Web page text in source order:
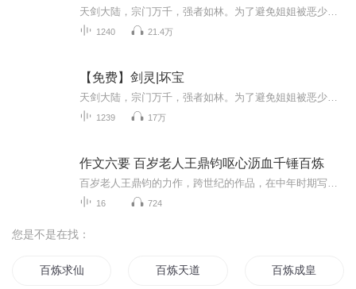
1240 21.4万
【免费】剑灵|坏宝
1239 17万
作文六要 百岁老人王鼎钧呕心沥血千锤百炼
16 724
您是不是在找：
百炼求仙 百炼天道 百炼成皇